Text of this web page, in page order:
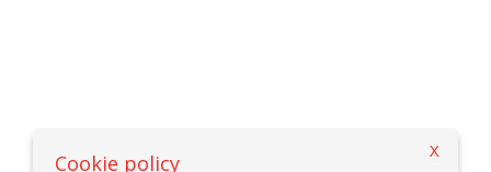
Вернуться к критериям выбора
Cookie policy X